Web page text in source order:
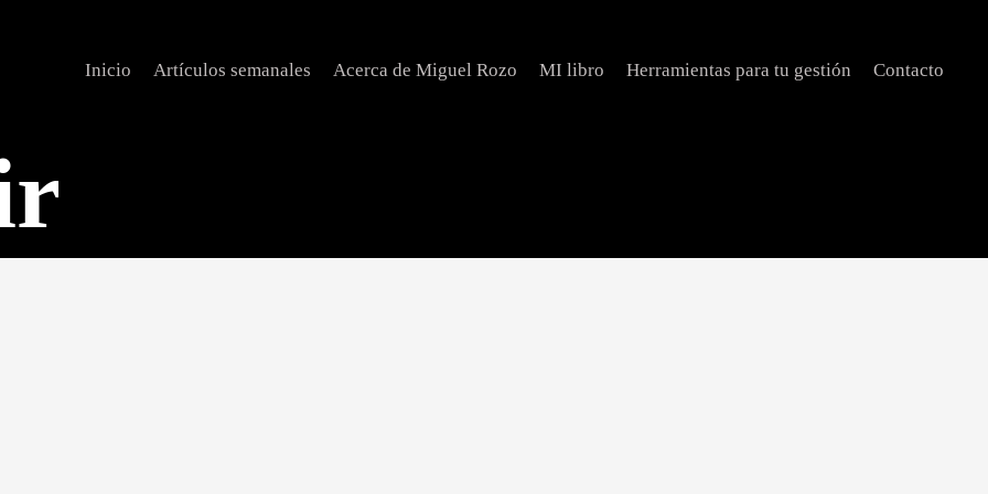
Inicio Artículos semanales Acerca de Miguel Rozo MI libro Herramientas para tu gestión Contacto
o